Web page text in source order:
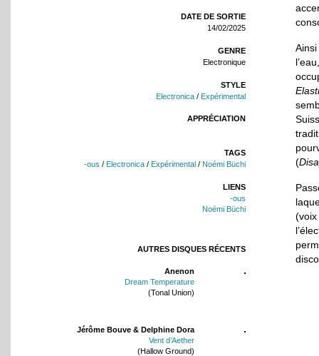
DATE DE SORTIE
14/02/2025
GENRE
Electronique
STYLE
Electronica / Expérimental
APPRÉCIATION
TAGS
-ous / Electronica / Expérimental / Noémi Büchi
LIENS
-ous
Noémi Büchi
AUTRES DISQUES RÉCENTS
Anenon
Dream Temperature
(Tonal Union)
Jérôme Bouve & Delphine Dora
Vent d’Aether
(Hallow Ground)
(